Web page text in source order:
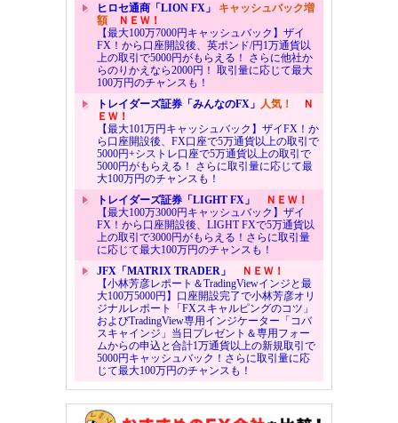
ヒロセ通商「LION FX」 キャッシュバック増
額ＮＥＷ！
【最大100万7000円キャッシュバック】ザイ
FX！から口座開設後、英ポンド/円1万通貨以
上の取引で5000円がもらえる！ さらに他社か
らのりかえなら2000円！ 取引量に応じて最大
100万円のチャンスも！
トレイダーズ証券「みんなのFX」 人気！
Ｎ
ＥＷ！
【最大101万円キャッシュバック】ザイFX！か
ら口座開設後、FX口座で5万通貨以上の取引で
5000円+シストレ口座で5万通貨以上の取引で
5000円がもらえる！ さらに取引量に応じて最
大100万円のチャンスも！
トレイダーズ証券「LIGHT FX」
ＮＥＷ！
【最大100万3000円キャッシュバック】ザイ
FX！から口座開設後、LIGHT FXで5万通貨以
上の取引で3000円がもらえる！さらに取引量
に応じて最大100万円のチャンスも！
JFX「MATRIX TRADER」
ＮＥＷ！
【小林芳彦レポート＆TradingViewインジと最
大100万5000円】口座開設完了で小林芳彦オリ
ジナルレポート「FXスキャルピングのコツ」
およびTradingView専用インジケーター「コバ
スキャインジ」当日プレゼント＆専用フォー
ムからの申込と合計1万通貨以上の新規取引で
5000円キャッシュバック！さらに取引量に応
じて最大100万円のチャンスも！